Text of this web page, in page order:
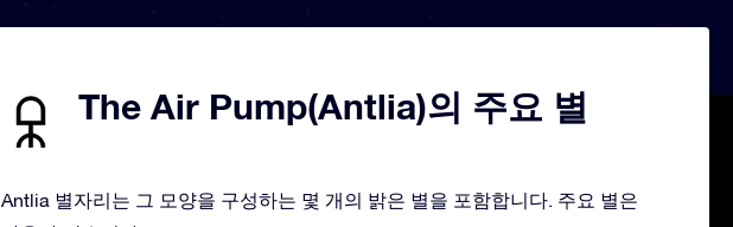
The Air Pump(Antlia)의 주요 별
Antlia 별자리는 그 모양을 구성하는 몇 개의 밝은 별을 포함합니다. 주요 별은